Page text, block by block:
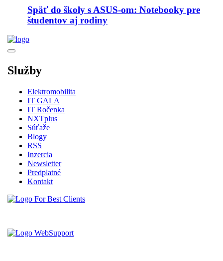
Späť do školy s ASUS-om: Notebooky pre
študentov aj rodiny
Služby
Elektromobilita
IT GALA
IT Ročenka
NXTplus
Súťaže
Blogy
RSS
Inzercia
Newsletter
Predplatné
Kontakt